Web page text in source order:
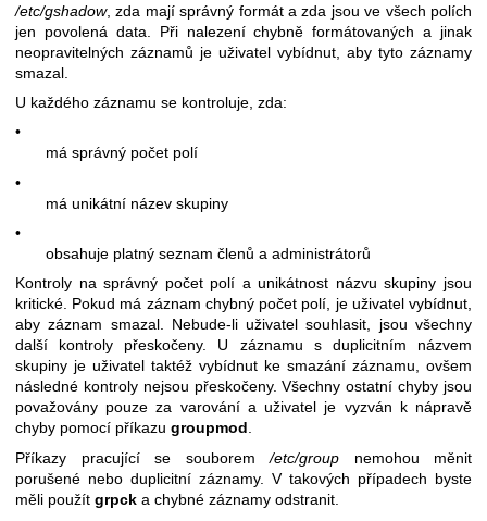
/etc/gshadow, zda mají správný formát a zda jsou ve všech polích
jen povolená data. Při nalezení chybně formátovaných a jinak
neopravitelných záznamů je uživatel vybídnut, aby tyto záznamy
smazal.
U každého záznamu se kontroluje, zda:
•
má správný počet polí
•
má unikátní název skupiny
•
obsahuje platný seznam členů a administrátorů
Kontroly na správný počet polí a unikátnost názvu skupiny jsou
kritické. Pokud má záznam chybný počet polí, je uživatel vybídnut,
aby záznam smazal. Nebude-li uživatel souhlasit, jsou všechny
další kontroly přeskočeny. U záznamu s duplicitním názvem
skupiny je uživatel taktéž vybídnut ke smazání záznamu, ovšem
následné kontroly nejsou přeskočeny. Všechny ostatní chyby jsou
považovány pouze za varování a uživatel je vyzván k nápravě
chyby pomocí příkazu groupmod.
Příkazy pracující se souborem/etc/group nemohou měnit
porušené nebo duplicitní záznamy. V takových případech byste
měli použít grpck a chybné záznamy odstranit.